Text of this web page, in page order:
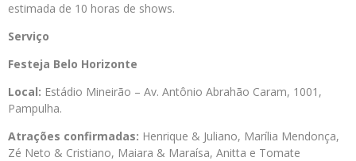
estimada de 10 horas de shows.
Serviço
Festeja Belo Horizonte
Local: Estádio Mineirão – Av. Antônio Abrahão Caram, 1001,
Pampulha.
Atrações confirmadas: Henrique & Juliano, Marília Mendonça,
Zé Neto & Cristiano, Maiara & Maraísa, Anitta e Tomate